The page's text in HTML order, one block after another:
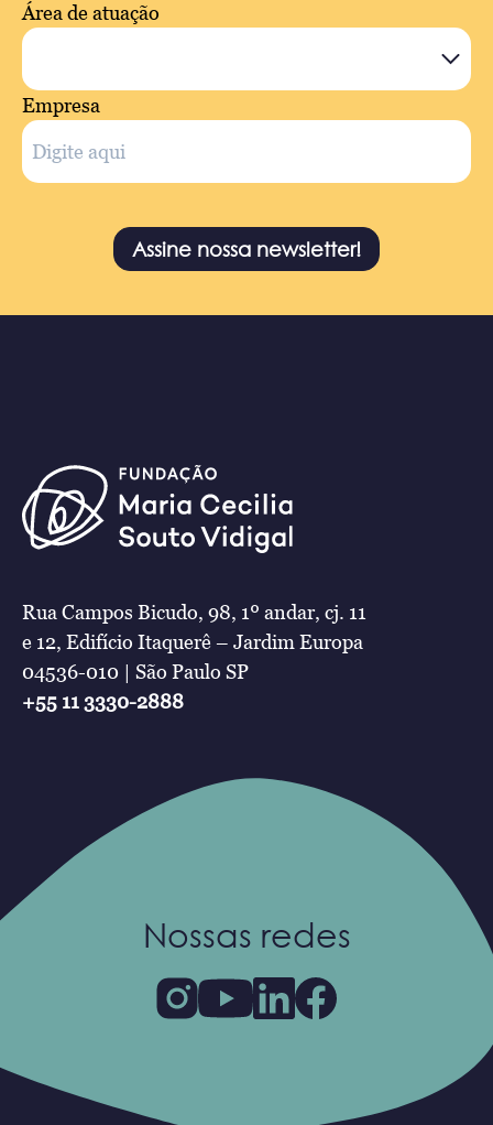
Área de atuação
Empresa
Assine nossa newsletter!
Rua Campos Bicudo, 98, 1º andar, cj. 11
e 12, Edifício Itaquerê – Jardim Europa
04536-010 | São Paulo SP
+55 11 3330-2888
Nossas redes